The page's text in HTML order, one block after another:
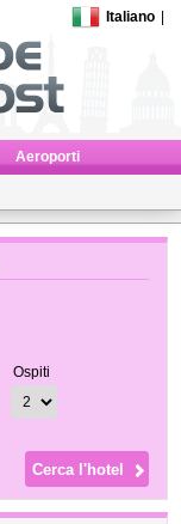
Italiano
Aeroporti
Ospiti